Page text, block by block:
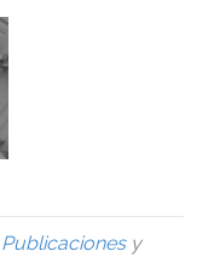
Publicacionesy